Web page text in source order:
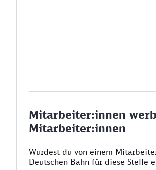
Mitarbeiter:innen
Mitarbeiter:innen
Wurdest du von einem
Deutschen Bahn für diese Stelle